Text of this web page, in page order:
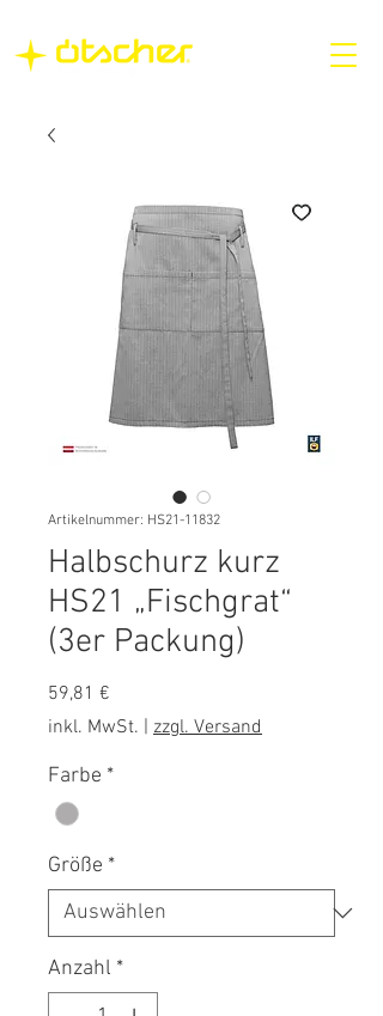
Artikelnummer: HS21-11832
Halbschurz kurz
HS21 „Fischgrat“
(3er Packung)
59,81 €
inkl. MwSt.
zzgl. Versand
Farbe *
Größe *
Anzahl *